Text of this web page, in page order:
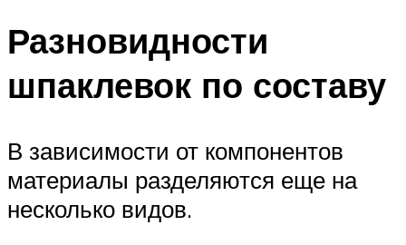
Разновидности
шпаклевок по составу
В зависимости от компонентов
материалы разделяются еще на
несколько видов.